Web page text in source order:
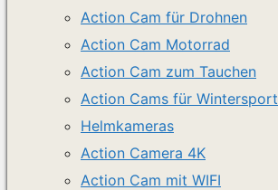
Action Cam für Drohnen
Action Cam Motorrad
Action Cam zum Tauchen
Action Cams für Wintersport
Helmkameras
Action Camera 4K
Action Cam mit WIFI